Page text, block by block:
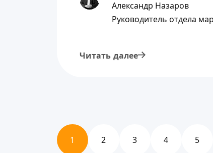
Александр Назаров
Руководитель отдела
Читать далее
1 2 3 4 5